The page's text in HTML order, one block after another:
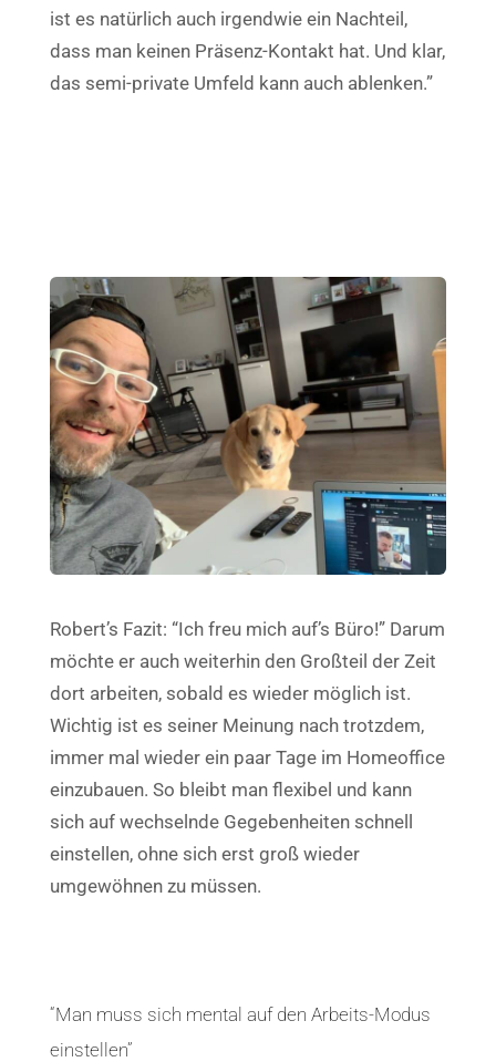
ist es natürlich auch irgendwie ein Nachteil,
dass man keinen Präsenz-Kontakt hat. Und klar,
das semi-private Umfeld kann auch ablenken.”
Robert’s Fazit: “Ich freu mich auf’s Büro!” Darum
möchte er auch weiterhin den Großteil der Zeit
dort arbeiten, sobald es wieder möglich ist.
Wichtig ist es seiner Meinung nach trotzdem,
immer mal wieder ein paar Tage im Homeoffice
einzubauen. So bleibt man flexibel und kann
sich auf wechselnde Gegebenheiten schnell
einstellen, ohne sich erst groß wieder
umgewöhnen zu müssen.
“Man muss sich mental auf den Arbeits-Modus
einstellen”